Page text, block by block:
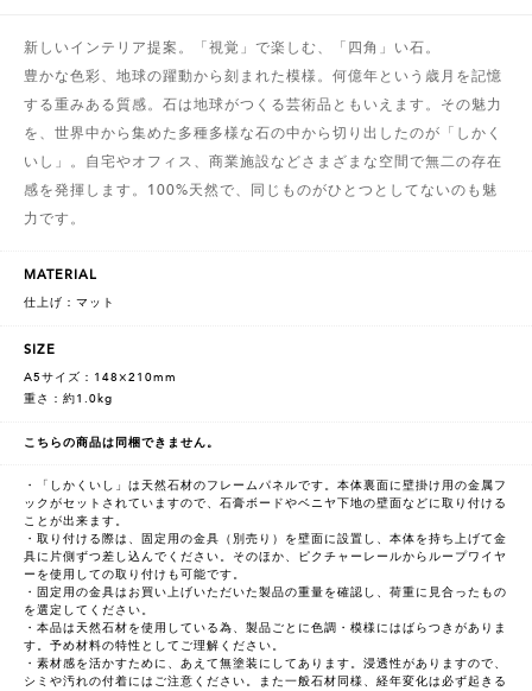
新しいインテリア提案。「視覚」で楽しむ、「四角」い石。
豊かな色彩、地球の躍動から刻まれた模様。何億年という歳月を記憶
する重みある質感。石は地球がつくる芸術品ともいえます。その魅力
を、世界中から集めた多種多様な石の中から切り出したのが「しかく
いし」。自宅やオフィス、商業施設などさまざまな空間で無二の存在
感を発揮します。100%天然で、同じものがひとつとしてないのも魅
力です。
MATERIAL
仕上げ：マット
SIZE
A5サイズ：148×210mm
重さ：約1.0kg
こちらの商品は同梱できません。
・「しかくいし」は天然石材のフレームパネルです。本体裏面に壁掛け用の金属フ
ックがセットされていますので、石膏ボードやベニヤ下地の壁面などに取り付ける
ことが出来ます。
・取り付ける際は、固定用の金具（別売り）を壁面に設置し、本体を持ち上げて金
具に片側ずつ差し込んでください。そのほか、ピクチャーレールからループワイヤ
ーを使用しての取り付けも可能です。
・固定用の金具はお買い上げいただいた製品の重量を確認し、荷重に見合ったもの
を選定してください。
・本品は天然石材を使用している為、製品ごとに色調・模様にはばらつきがありま
す。予め材料の特性としてご理解ください。
・素材感を活かすために、あえて無塗装にしてあります。浸透性がありますので、
シミや汚れの付着にはご注意ください。また一般石材同様、経年変化は必ず起きる